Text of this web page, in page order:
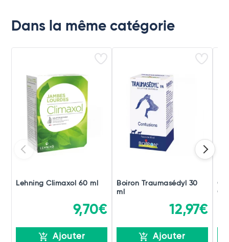
Dans la même catégorie
Lehning Climaxol 60 ml
9,70€
Ajouter
Boiron Traumasédyl 30
ml
12,97€
Ajouter